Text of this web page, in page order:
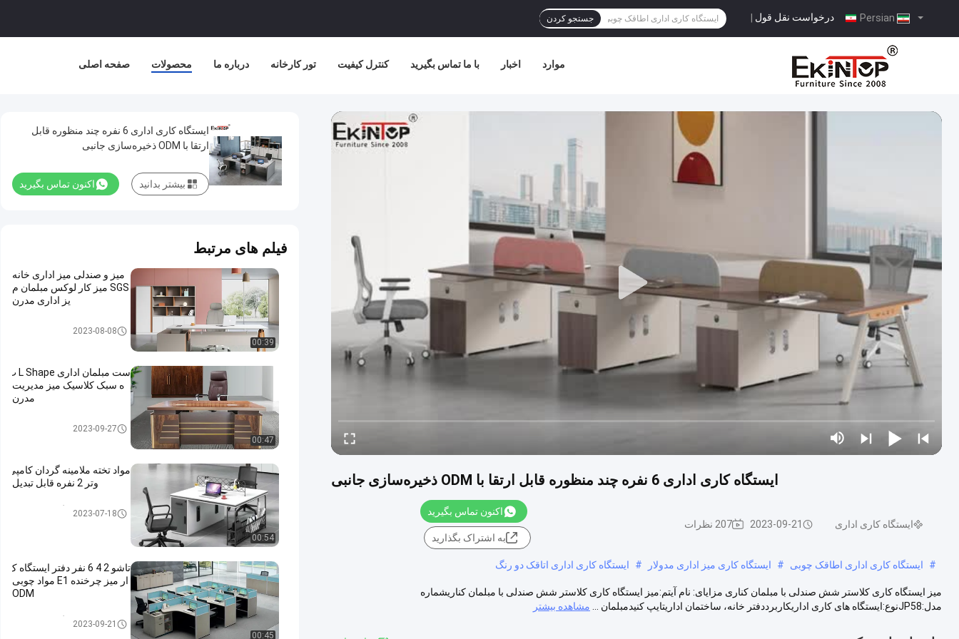
درخواست نقل قول جستجو کردن
صفحه اصلی محصولات درباره ما تور کارخانه کنترل کیفیت با ما تماس بگیرید اخبار موارد
ایستگاه کاری اداری 6 نفره چند منظوره قابل ارتقا با ODM ذخیره‌سازی جانبی
ایستگاه کاری اداری 2023-09-21 207 نظرات
اکنون تماس بگیرید
به اشتراک بگذارید
# ایستگاه کاری اداری اطاقک چوبی # ایستگاه کاری میز اداری مدولار # ایستگاه کاری اداری اتاقک دو رنگ
میز ایستگاه کاری کلاستر شش صندلی با مبلمان کناری مزایای: نام آیتم:میز ایستگاه کاری کلاستر شش صندلی با مبلمان کناریشماره
مدل:JP58نوع:ایستگاه های کاری اداریکاربرددفتر خانه، ساختمان اداریتایپ کنیدمبلمان ...
مشاهده بیشتر
ایستگاه کاری اداری 6 نفره چند منظوره قابل
ارتقا با ODM ذخیره‌سازی جانبی
اکنون تماس بگیرید بیشتر بدانید
فیلم های مرتبط
00:39
میز و صندلی میز اداری خانه
SGS میز کار لوکس مبلمان م
یز اداری مدرن
2023-08-08
00:47
ست مبلمان اداری L Shape ب
ه سبک کلاسیک میز مدیریت
مدرن
2023-09-27
00:54
مواد تخته ملامینه گردان کامپی
وتر 2 نفره قابل تبدیل
ایستگاه کاری اداری2023-07-18
00:45
تاشو 2 4 6 نفر دفتر ایستگاه ک
ار میز چرخنده E1 مواد چوبی
ODM
ایستگاه کاری اداری2023-09-21